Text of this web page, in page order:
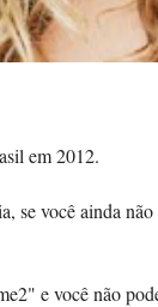
em 2012.
se você ainda
e você não